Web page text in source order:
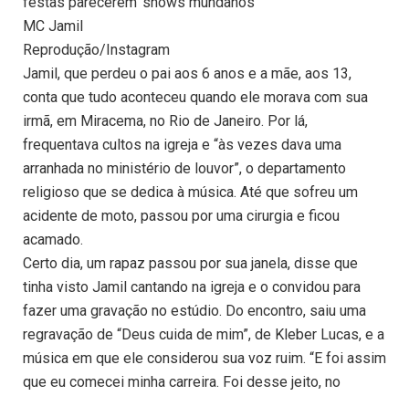
MC Jamil
Reprodução/Instagram
Jamil, que perdeu o pai aos 6 anos e a mãe, aos 13,
conta que tudo aconteceu quando ele morava com sua
irmã, em Miracema, no Rio de Janeiro. Por lá,
frequentava cultos na igreja e “às vezes dava uma
arranhada no ministério de louvor”, o departamento
religioso que se dedica à música. Até que sofreu um
acidente de moto, passou por uma cirurgia e ficou
acamado.
Certo dia, um rapaz passou por sua janela, disse que
tinha visto Jamil cantando na igreja e o convidou para
fazer uma gravação no estúdio. Do encontro, saiu uma
regravação de “Deus cuida de mim”, de Kleber Lucas, e a
música em que ele considerou sua voz ruim. “E foi assim
que eu comecei minha carreira. Foi desse jeito, no